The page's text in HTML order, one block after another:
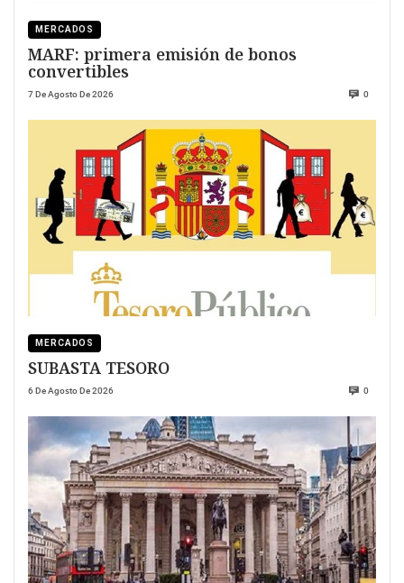
MERCADOS
MARF: primera emisión de bonos
convertibles
7 De Agosto De 2026 0
MERCADOS
SUBASTA TESORO
6 De Agosto De 2026 0